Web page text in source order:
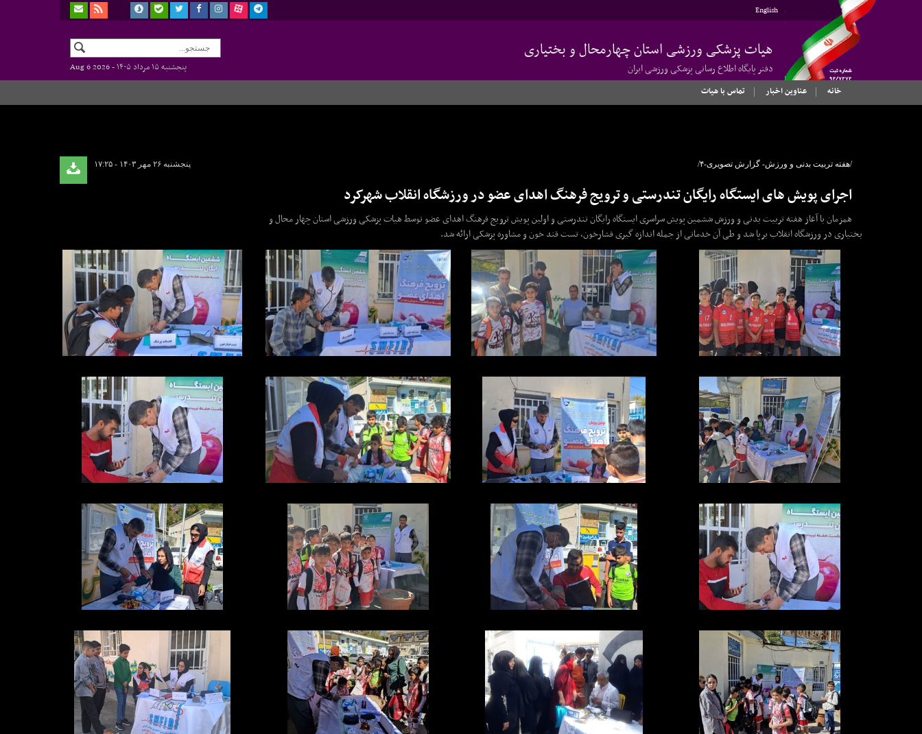
English
هیات پزشکی ورزشی استان چهارمحال و بختیاری
دفتر پایگاه اطلاع رسانی پزشکی ورزشی ایران پنجشنبه ۱۵ مرداد ۱۴۰۵ -
Aug 6 2026
خانه
عناوین اخبار تماس با هیات
پنجشنبه ۲۶ مهر ۱۴۰۳ - ۱۷:۲۵ /هفته تربیت بدنی و ورزش- گزارش تصویری-۴/
اجرای پویش های ایستگاه رایگان تندرستی و ترویج فرهنگ اهدای عضو در ورزشگاه انقلاب شهرکرد
همزمان با آغاز هفته تربیت بدنی و ورزش ششمین پویش سراسری ایستگاه رایگان تندرستی و اولین پویش ترویج فرهنگ اهدای عضو توسط هیات پزشکی ورزشی استان چهار محال و
بختیاری در ورزشگاه انقلاب برپا شد و طی آن خدماتی از جمله اندازه گیری فشارخون، تست قند خون و مشاوره پزشکی ارائه شد.